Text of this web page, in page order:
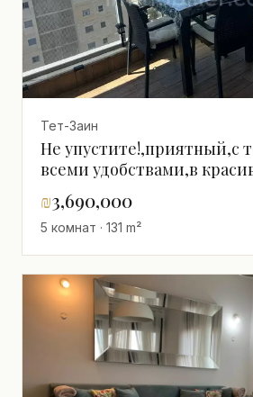
Тет-Заин
Не упустите!,приятный,с
всеми удобствами,в
здании,Тихое
ремонта
₪3,690,000
5 комнат · 131 m²